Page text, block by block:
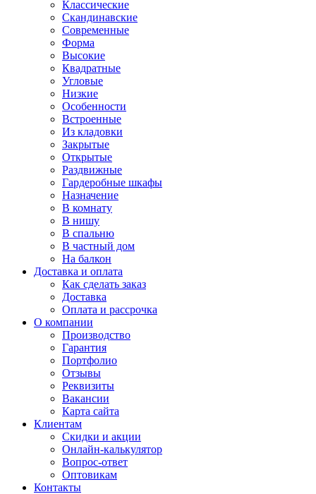
Классические
Скандинавские
Современные
Форма
Высокие
Квадратные
Угловые
Низкие
Особенности
Встроенные
Из кладовки
Закрытые
Открытые
Раздвижные
Гардеробные шкафы
Назначение
В комнату
В нишу
В спальню
В частный дом
На балкон
Доставка и оплата
Как сделать заказ
Доставка
Оплата и рассрочка
О компании
Производство
Гарантия
Портфолио
Отзывы
Реквизиты
Вакансии
Карта сайта
Клиентам
Скидки и акции
Онлайн-калькулятор
Вопрос-ответ
Оптовикам
Контакты